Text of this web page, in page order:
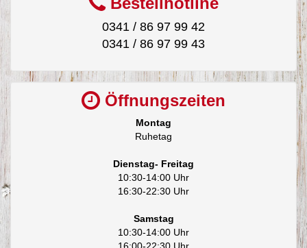
0341 / 86 97 99 42
0341 / 86 97 99 43
Öffnungszeiten
Montag
Ruhetag
Dienstag- Freitag
10:30-14:00 Uhr
16:30-22:30 Uhr
Samstag
10:30-14:00 Uhr